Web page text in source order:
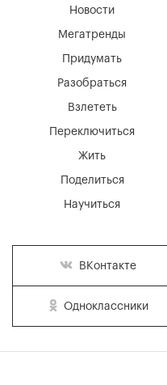
Мегатренды
Придумать
Разобраться
Взлететь
Новости
Переключиться
Жить
Поделиться
Научиться
ВКонтакте
Одноклассники